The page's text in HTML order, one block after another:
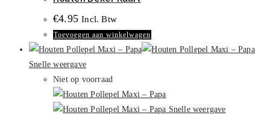
€4.95 Incl. Btw
Toevoegen aan winkelwagen
Snelle weergave
Niet op voorraad
Snelle weergave